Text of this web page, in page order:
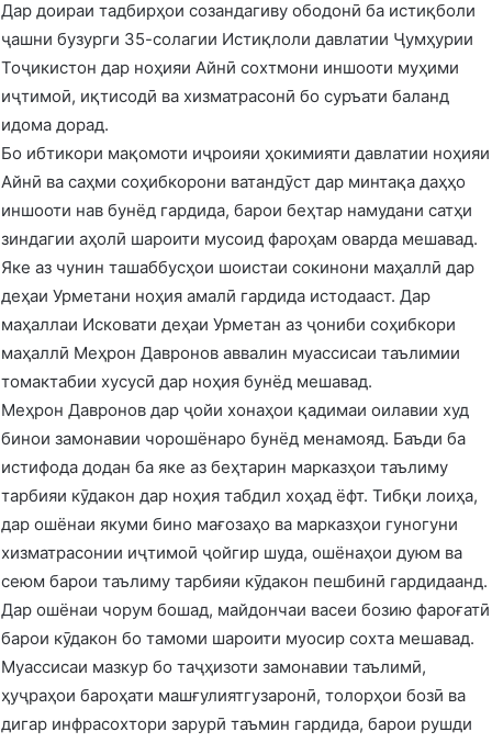
Дар доираи тадбирҳои созандагиву ободонӣ ба истиқболи
ҷашни бузурги 35-солагии Истиқлоли давлатии Ҷумҳурии
Тоҷикистон дар ноҳияи Айнӣ сохтмони иншооти муҳими
иҷтимоӣ, иқтисодӣ ва хизматрасонӣ бо суръати баланд
идома дорад.
Бо ибтикори мақомоти иҷроияи ҳокимияти давлатии ноҳияи
Айнӣ ва саҳми соҳибкорони ватандӯст дар минтақа даҳҳо
иншооти нав бунёд гардида, барои беҳтар намудани сатҳи
зиндагии аҳолӣ шароити мусоид фароҳам оварда мешавад.
Яке аз чунин ташаббусҳои шоистаи сокинони маҳаллӣ дар
деҳаи Урметани ноҳия амалӣ гардида истодааст. Дар
маҳаллаи Исковати деҳаи Урметан аз ҷониби соҳибкори
маҳаллӣ Меҳрон Давронов аввалин муассисаи таълимии
томактабии хусусӣ дар ноҳия бунёд мешавад.
Меҳрон Давронов дар ҷойи хонаҳои қадимаи оилавии худ
бинои замонавии чорошёнаро бунёд менамояд. Баъди ба
истифода додан ба яке аз беҳтарин марказҳои таълиму
тарбияи кӯдакон дар ноҳия табдил хоҳад ёфт. Тибқи лоиҳа,
дар ошёнаи якуми бино мағозаҳо ва марказҳои гуногуни
хизматрасонии иҷтимоӣ ҷойгир шуда, ошёнаҳои дуюм ва
сеюм барои таълиму тарбияи кӯдакон пешбинӣ гардидаанд.
Дар ошёнаи чорум бошад, майдончаи васеи бозию фароғатӣ
барои кӯдакон бо тамоми шароити муосир сохта мешавад.
Муассисаи мазкур бо таҷҳизоти замонавии таълимӣ,
ҳуҷраҳои бароҳати машғулиятгузаронӣ, толорҳои бозӣ ва
дигар инфрасохтори зарурӣ таъмин гардида, барои рушди